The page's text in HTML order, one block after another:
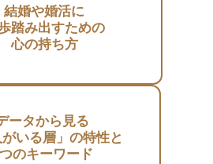
結婚や婚活に
踏み出すための
心の持ち方
ータから見る
がいる層」の特性と
のキーワード